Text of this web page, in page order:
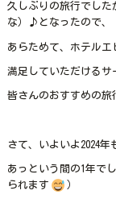
久しぶりの旅行でした
な）♪となったので、
あらためて、ホテル
満足していただける
皆さんのおすすめの旅
さて、いよいよ2024年
あっという間の1年で
られます
）